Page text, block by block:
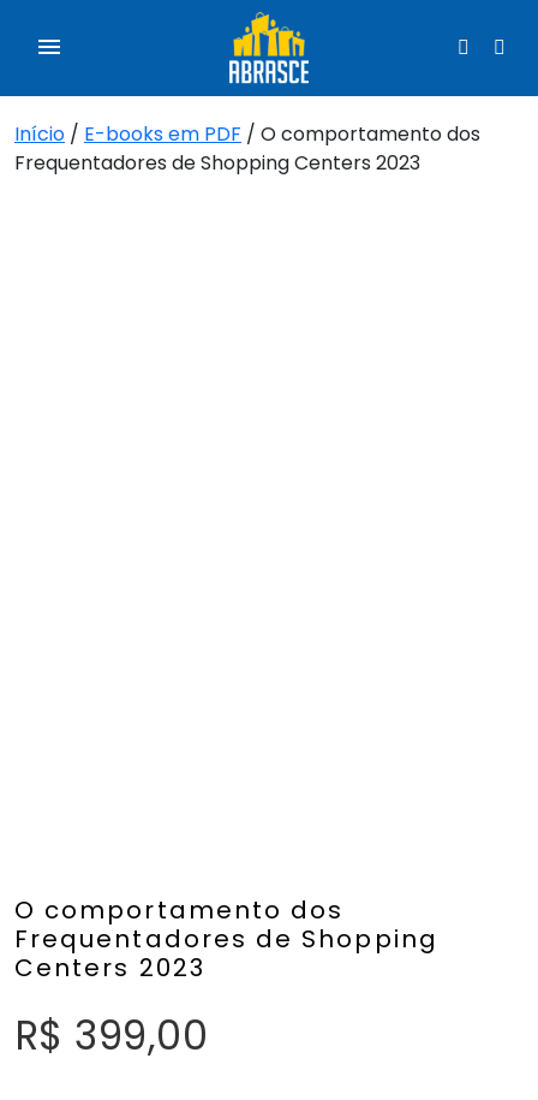
Início / E-books em PDF / O comportamento dos
Frequentadores de Shopping Centers 2023
O comportamento dos
Frequentadores de Shopping
Centers 2023
R$ 399,00